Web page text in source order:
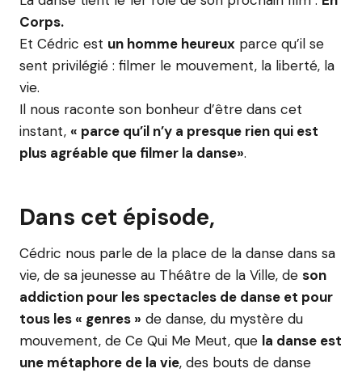
Corps.
Et Cédric est un homme heureux parce qu’il se
sent privilégié : filmer le mouvement, la liberté, la
vie.
Il nous raconte son bonheur d’être dans cet
instant, « parce qu’il n’y a presque rien qui est
plus agréable que filmer la danse».
Dans cet épisode,
Cédric nous parle de la place de la danse dans sa
vie, de sa jeunesse au Théâtre de la Ville, de son
addiction pour les spectacles de danse et pour
tous les « genres » de danse, du mystère du
mouvement, de Ce Qui Me Meut, que la danse est
une métaphore de la vie, des bouts de danse